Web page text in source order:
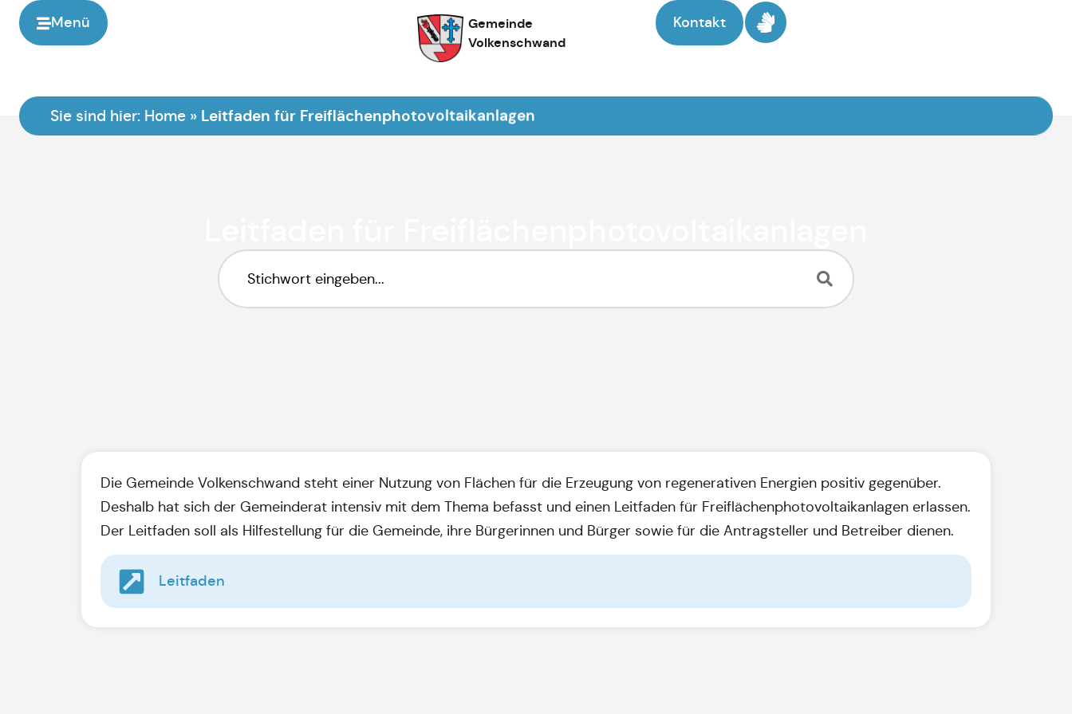
Menü
Gemeinde
Volkenschwand
Kontakt
Sie sind hier: Home » Leitfaden für Freiflächenphotovoltaikanlagen
Die Gemeinde Volkenschwand steht einer Nutzung von Flächen für die Erzeugung von regenerativen Energien positiv gegenüber.
Deshalb hat sich der Gemeinderat intensiv mit dem Thema befasst und einen Leitfaden für Freiflächenphotovoltaikanlagen erlassen.
Der Leitfaden soll als Hilfestellung für die Gemeinde, ihre Bürgerinnen und Bürger sowie für die Antragsteller und Betreiber dienen.
Leitfaden